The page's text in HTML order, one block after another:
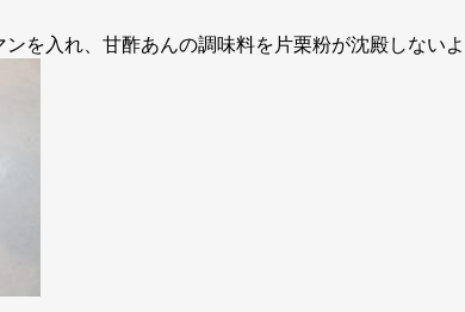
を入れ、甘酢あんの調味料を片栗粉が沈殿しない